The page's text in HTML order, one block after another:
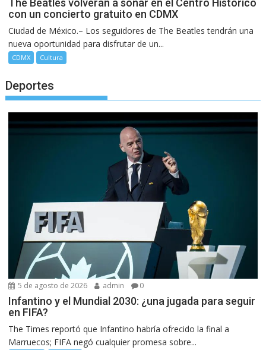
The Beatles volverán a sonar en el Centro Histórico
con un concierto gratuito en CDMX
Ciudad de México.– Los seguidores de The Beatles tendrán una
nueva oportunidad para disfrutar de un...
CDMX Cultura
Deportes
5 de agosto de 2026 admin 0
Infantino y el Mundial 2030: ¿una jugada para seguir
en FIFA?
The Times reportó que Infantino habría ofrecido la final a
Marruecos; FIFA negó cualquier promesa sobre...